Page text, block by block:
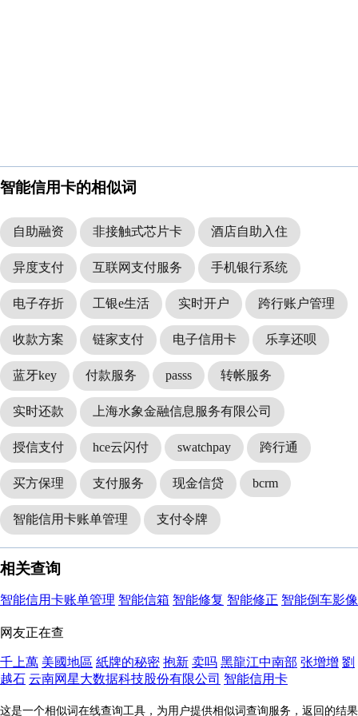
智能信用卡的相似词
自助融资 非接触式芯片卡 酒店自助入住
异度支付 互联网支付服务 手机银行系统
电子存折 工银e生活 实时开户 跨行账户管理
收款方案 链家支付 电子信用卡 乐享还呗
蓝牙key 付款服务 passs 转帐服务
实时还款 上海水象金融信息服务有限公司
授信支付 hce云闪付 swatchpay 跨行通
买方保理 支付服务 现金信贷 bcrm
智能信用卡账单管理 支付令牌
相关查询
智能信用卡账单管理 智能信箱 智能修复 智能修正 智能倒车影像
网友正在查
千上萬 美國地區 紙牌的秘密 抱新 卖吗 黑龍江中南部 张增增 劉
越石 云南网星大数据科技股份有限公司 智能信用卡
这是一个相似词在线查询工具，为用户提供相似词查询服务，返回的结果